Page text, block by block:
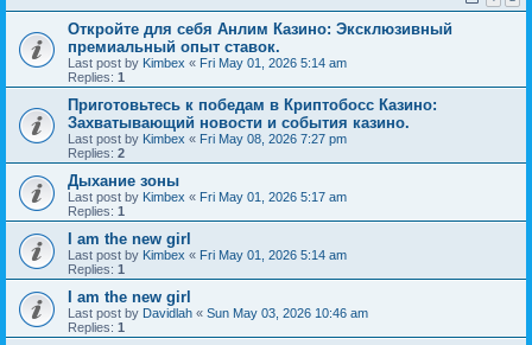
Откройте для себя Анлим Казино: Эксклюзивный
премиальный опыт ставок.
Last post by Kimbex « Fri May 01, 2026 5:14 am
Replies: 1
Приготовьтесь к победам в Криптобосс Казино:
Захватывающий новости и события казино.
Last post by Kimbex « Fri May 08, 2026 7:27 pm
Replies: 2
Дыхание зоны
Last post by Kimbex « Fri May 01, 2026 5:17 am
Replies: 1
I am the new girl
Last post by Kimbex « Fri May 01, 2026 5:14 am
Replies: 1
I am the new girl
Last post by Davidlah « Sun May 03, 2026 10:46 am
Replies: 1